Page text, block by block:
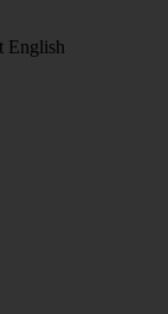
English